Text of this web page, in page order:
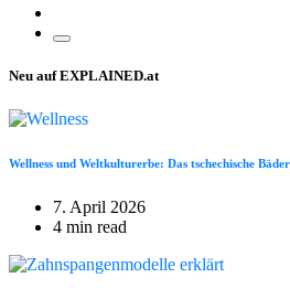
Neu auf EXPLAINED.at
Wellness und Weltkulturerbe: Das tschechische
7. April 2026
4 min read